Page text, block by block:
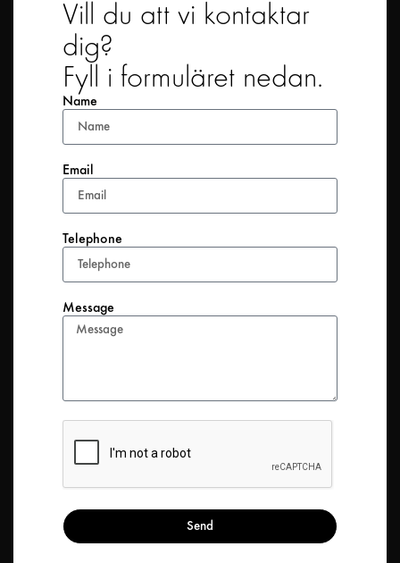
Vill du att vi kontaktar
dig?
Fyll i formuläret nedan.
Name
Email
Telephone
Message
Send